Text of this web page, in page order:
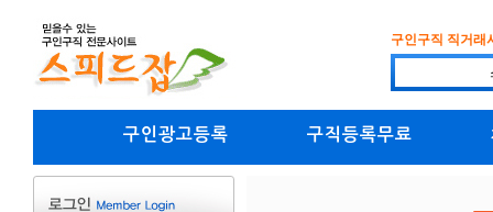
구인구직 직거래
구인광고등록 구직등록무료